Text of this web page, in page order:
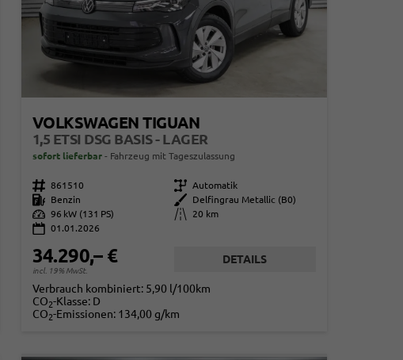
VOLKSWAGEN TIGUAN
1,5 ETSI DSG BASIS - LAGER
sofort lieferbar Fahrzeug mit Tageszulassung
Fahrzeugnr. 861510 Getriebe Automatik
Kraftstoff
Benzin Außenfarbe
Delfingrau Metallic (B0)
Leistung 96 kW (131 PS) Kilometerstand
20 km
01.01.2026
34.290,– €
incl. 19% MwSt.
DETAILS
Verbrauch kombiniert: 5,90 l/100km
CO2-Klasse: D
CO2-Emissionen: 134,00 g/km